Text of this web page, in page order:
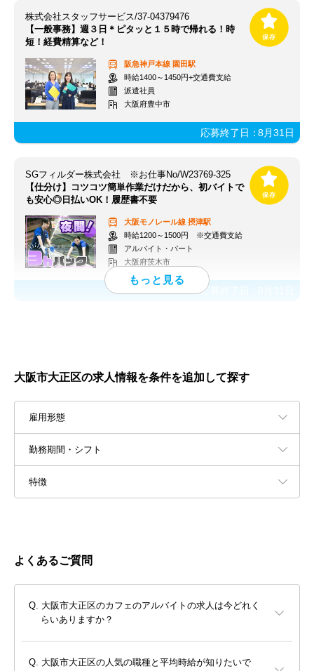
株式会社スタッフサービス/37-04379476
【一般事務】週３日＊ピタッと１５時で帰れる！時
短！経費精算など！
阪急神戸本線 園田駅
時給1400～1450円+交通費支給
派遣社員
大阪府豊中市
応募終了日：8月31日
SGフィルダー株式会社 ※お仕事No/W23769-325
【仕分け】コツコツ簡単作業だけだから、初バイトで
も安心◎日払いOK！履歴書不要
大阪モノレール線 摂津駅
時給1200～1500円 ※交通費支給
アルバイト・パート
大阪府茨木市
応募終了日：
大阪市大正区の求人情報を条件を追加して探す
雇用形態
勤務期間・シフト
特徴
よくあるご質問
大阪市大正区のカフェのアルバイトの求人は今どれく
らいありますか？
大阪市大正区の人気の職種と平均時給が知りたいで